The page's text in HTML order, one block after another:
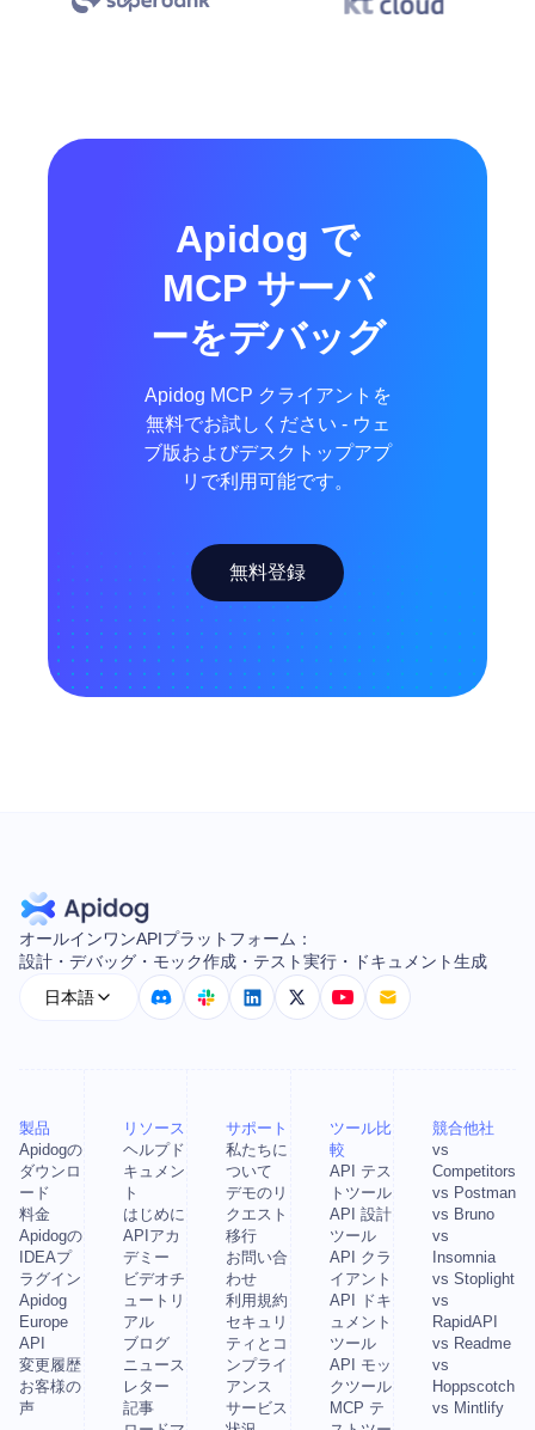
Apidog で
MCP サーバ
ーをデバッグ
Apidog MCP クライアントを
無料でお試しください - ウェ
ブ版およびデスクトップアプ
リで利用可能です。
無料登録
オールインワンAPIプラットフォーム：
設計・デバッグ・モック作成・テスト実行・ドキュメント生成
日本語
製品
Apidogの
ダウンロ
ード
料金
Apidogの
IDEAプ
ラグイン
Apidog
Europe
API
変更履歴
お客様の
声
リソース
ヘルプド
キュメン
ト
はじめに
APIアカ
デミー
ビデオチ
ュートリ
アル
ブログ
ニュース
レター
記事
サポート
私たちに
ついて
デモのリ
クエスト
移行
お問い合
わせ
利用規約
セキュリ
ティとコ
ンプライ
アンス
サービス
ツール比
較
API テス
トツール
API 設計
ツール
API クラ
イアント
API ドキ
ュメント
ツール
API モッ
クツール
MCP テ
競合他社
vs
Competitors
vs Postman
vs Bruno
vs
Insomnia
vs Stoplight
vs
RapidAPI
vs Readme
vs
Hoppscotch
vs Mintlify